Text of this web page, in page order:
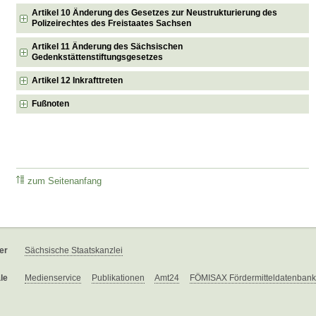
Artikel 10 Änderung des Gesetzes zur Neustrukturierung des
Polizeirechtes des Freistaates Sachsen
Artikel 11 Änderung des Sächsischen
Gedenkstättenstiftungsgesetzes
Artikel 12 Inkrafttreten
Fußnoten
zum Seitenanfang
Sächsische Staatskanzlei
Medienservice Publikationen Amt24 FÖMISAX Fördermitteldatenbank